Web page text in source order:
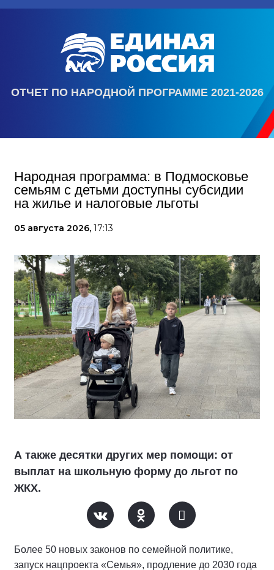
ОТЧЕТ ПО НАРОДНОЙ ПРОГРАММЕ 2021-2026
Народная программа: в Подмосковье
семьям с детьми доступны субсидии
на жилье и налоговые льготы
05 августа 2026, 17:13
А также десятки других мер помощи: от
выплат на школьную форму до льгот по
ЖКХ.
Более 50 новых законов по семейной политике,
запуск нацпроекта «Семья», продление до 2030 года